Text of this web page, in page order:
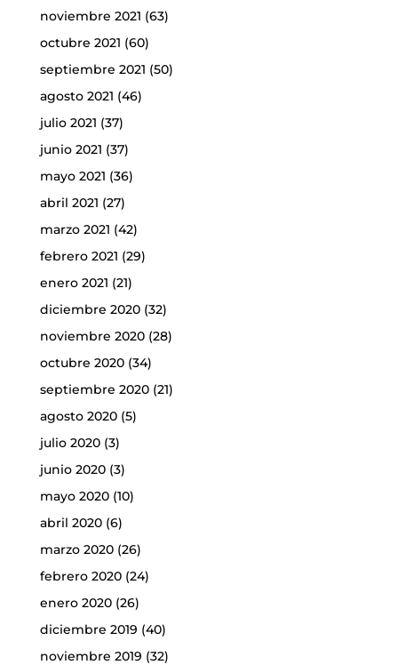
noviembre 2021 (63)
octubre 2021 (60)
septiembre 2021 (50)
agosto 2021 (46)
julio 2021 (37)
junio 2021 (37)
mayo 2021 (36)
abril 2021 (27)
marzo 2021 (42)
febrero 2021 (29)
enero 2021 (21)
diciembre 2020(32)
noviembre 2020(28)
octubre 2020(34)
septiembre 2020(21)
agosto 2020(5)
julio 2020(3)
junio 2020(3)
mayo 2020(10)
abril 2020(6)
marzo 2020(26)
febrero 2020(24)
enero 2020(26)
diciembre 2019 (40)
noviembre 2019 (32)